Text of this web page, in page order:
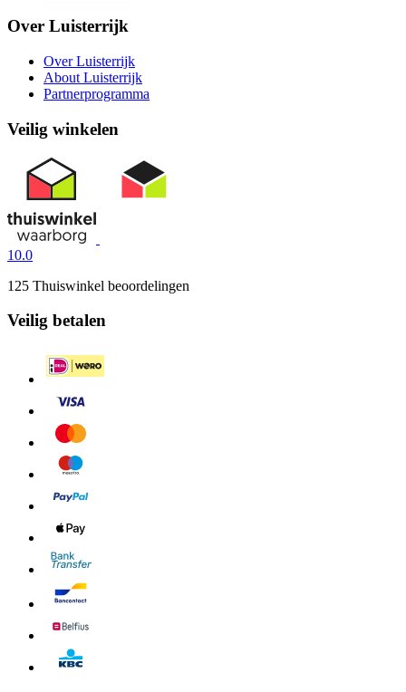
Over Luisterrijk
Over Luisterrijk
About Luisterrijk
Partnerprogramma
Veilig winkelen
10.0
125 Thuiswinkel beoordelingen
Veilig betalen